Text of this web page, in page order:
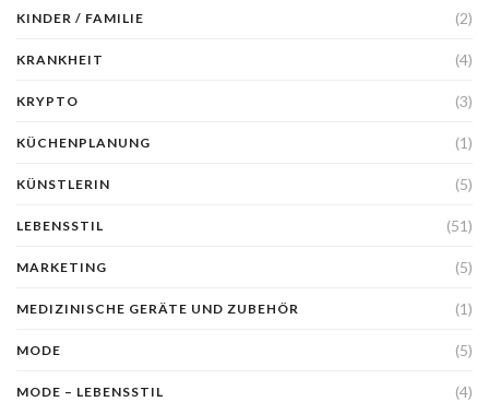
KINDER / FAMILIE (2)
KRANKHEIT (4)
KRYPTO (3)
KÜCHENPLANUNG (1)
KÜNSTLERIN (5)
LEBENSSTIL (51)
MARKETING (5)
MEDIZINISCHE GERÄTE UND ZUBEHÖR (1)
MODE (5)
MODE – LEBENSSTIL (4)